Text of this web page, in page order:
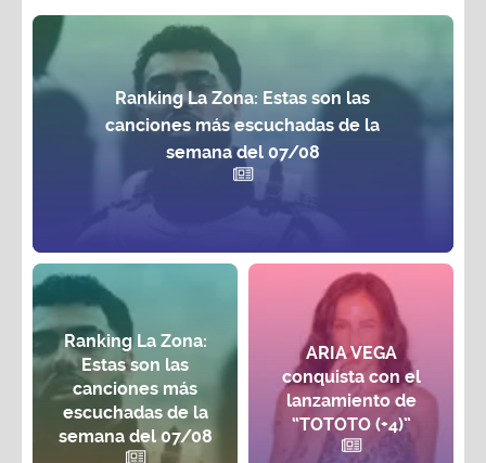
Ranking La Zona: Estas son las
canciones más escuchadas de la
semana del 07/08
Ranking La Zona:
Estas son las
canciones más
escuchadas de la
semana del 07/08
ARIA VEGA
conquista con el
lanzamiento de
“TOTOTO (+4)”